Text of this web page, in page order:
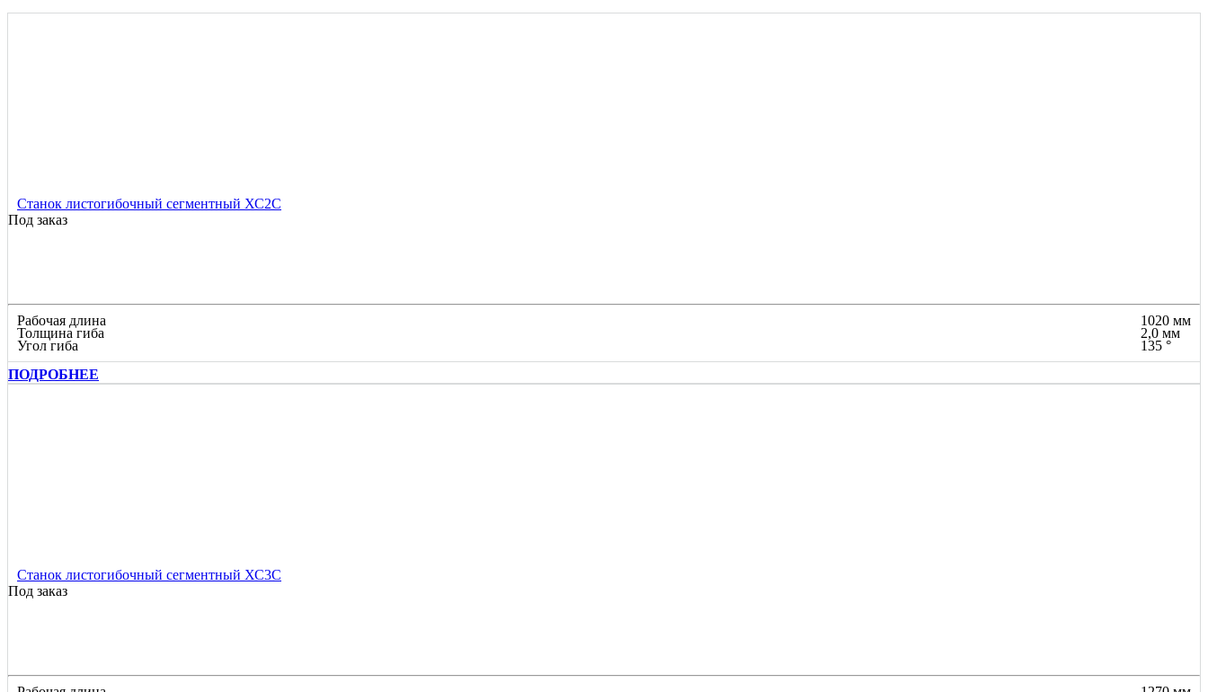
Станок листогибочный сегментный ХС2С
Под заказ
Рабочая длина
Толщина гиба
Угол гиба
1020 мм
2,0 мм
135 °
ПОДРОБНЕЕ
Станок листогибочный сегментный ХС3С
Под заказ